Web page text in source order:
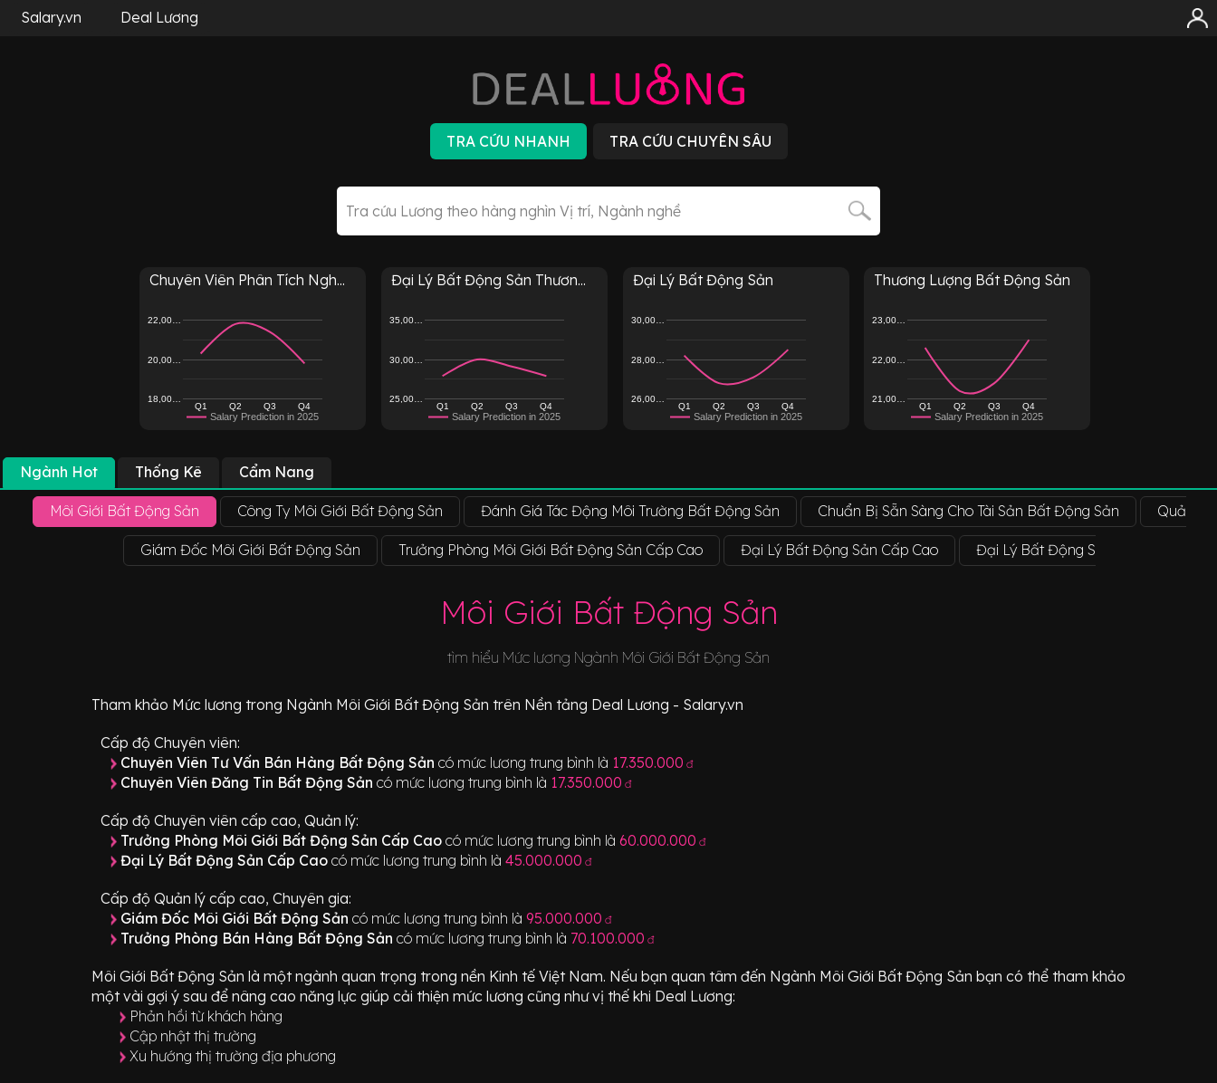
Salary.vn Deal Lương
Chuyên Viên Phân Tích Ngh...
Salary Prediction in 2025
Q1 Q2 Q3 Q4
18,00…
20,00…
22,00…
Đại Lý Bất Động Sản Thươn...
Salary Prediction in 2025
Q1 Q2 Q3 Q4
25,00…
30,00…
35,00…
Đại Lý Bất Động Sản
Salary Prediction in 2025
Q1 Q2 Q3 Q4
26,00…
28,00…
30,00…
Thương Lượng Bất Động Sản
Salary Prediction in 2025
Q1 Q2 Q3 Q4
21,00…
22,00…
23,00…
Ngành Hot Thống Kê Cẩm Nang
Môi Giới Bất Động Sản Công Ty Môi Giới Bất Động Sản Đánh Giá Tác Động Môi Trường Bất Động Sản Chuẩn Bị Sẵn Sàng Cho Tài Sản Bất Động Sản Quản
Giám Đốc Môi Giới Bất Động Sản Trưởng Phòng Môi Giới Bất Động Sản Cấp Cao Đại Lý Bất Động Sản Cấp Cao Đại Lý Bất Động Sản
Môi Giới Bất Động Sản
tìm hiểu Mức lương Ngành Môi Giới Bất Động Sản
Tham khảo Mức lương trong Ngành Môi Giới Bất Động Sản trên Nền tảng Deal Lương - Salary.vn
Cấp độ Chuyên viên:
Chuyên Viên Tư Vấn Bán Hàng Bất Động Sản có mức lương trung bình là 17.350.000 đ
Chuyên Viên Đăng Tin Bất Động Sản có mức lương trung bình là 17.350.000 đ
Cấp độ Chuyên viên cấp cao, Quản lý:
Trưởng Phòng Môi Giới Bất Động Sản Cấp Cao có mức lương trung bình là 60.000.000 đ
Đại Lý Bất Động Sản Cấp Cao có mức lương trung bình là 45.000.000 đ
Cấp độ Quản lý cấp cao, Chuyên gia:
Giám Đốc Môi Giới Bất Động Sản có mức lương trung bình là 95.000.000 đ
Trưởng Phòng Bán Hàng Bất Động Sản có mức lương trung bình là 70.100.000 đ
Môi Giới Bất Động Sản là một ngành quan trọng trong nền Kinh tế Việt Nam. Nếu bạn quan tâm đến Ngành Môi Giới Bất Động Sản bạn có thể tham khảo
một vài gợi ý sau để nâng cao năng lực giúp cải thiện mức lương cũng như vị thế khi Deal Lương:
Phản hồi từ khách hàng
Cập nhật thị trường
Xu hướng thị trường địa phương